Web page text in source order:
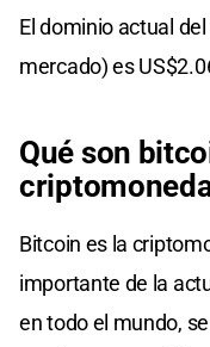
El dominio actual
mercado) es
Qué son
Bitcoin es la
importante de la
en todo el mundo,